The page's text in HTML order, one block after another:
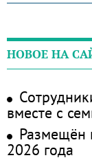
НОВОЕ НА
вместе с
Размещён
2026 года